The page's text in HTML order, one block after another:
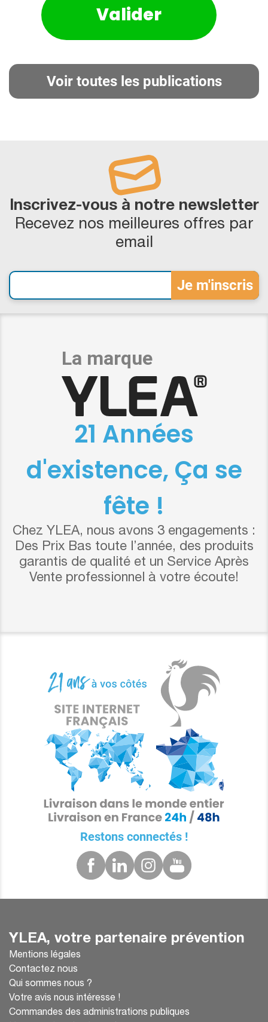
Voir toutes les publications
Inscrivez-vous à notre newsletter
Recevez nos meilleures offres par
email
21 Années
d'existence, Ça se
fête !
Chez YLEA, nous avons 3 engagements :
Des Prix Bas toute l’année, des produits
garantis de qualité et un Service Après
Vente professionnel à votre écoute!
Restons connectés !
YLEA, votre partenaire prévention
Mentions légales
Contactez nous
Qui sommes nous ?
Votre avis nous intéresse !
Commandes des administrations publiques